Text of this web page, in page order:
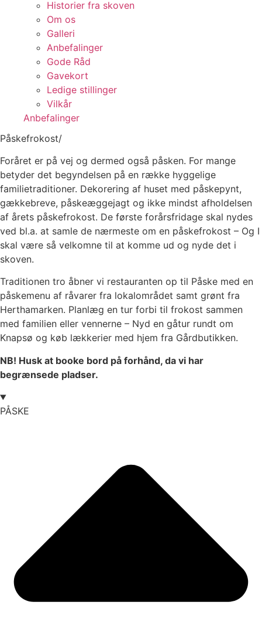
Historier fra skoven
Om os
Galleri
Anbefalinger
Gode Råd
Gavekort
Ledige stillinger
Vilkår
Anbefalinger
Påskefrokost/
Foråret er på vej og dermed også påsken. For mange
betyder det begyndelsen på en række hyggelige
familietraditioner. Dekorering af huset med påskepynt,
gækkebreve, påskeæggejagt og ikke mindst afholdelsen
af årets påskefrokost. De første forårsfridage skal nydes
ved bl.a. at samle de nærmeste om en påskefrokost – Og I
skal være så velkomne til at komme ud og nyde det i
skoven.
Traditionen tro åbner vi restauranten op til Påske med en
påskemenu af råvarer fra lokalområdet samt grønt fra
Herthamarken. Planlæg en tur forbi til frokost sammen
med familien eller vennerne – Nyd en gåtur rundt om
Knapsø og køb lækkerier med hjem fra Gårdbutikken.
NB! Husk at booke bord på forhånd, da vi har
begrænsede pladser.
PÅSKE